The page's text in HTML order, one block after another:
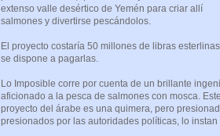
extenso valle desértico de Yemén para criar allí
salmones y divertirse pescándolos.
El proyecto costaría 50 millones de libras
se dispone a pagarlas.
Lo Imposible corre por cuenta de un brillante
aficionado a la pesca de salmones con mosca.
proyecto del árabe es una quimera, pero
presionados por las autoridades políticas, lo